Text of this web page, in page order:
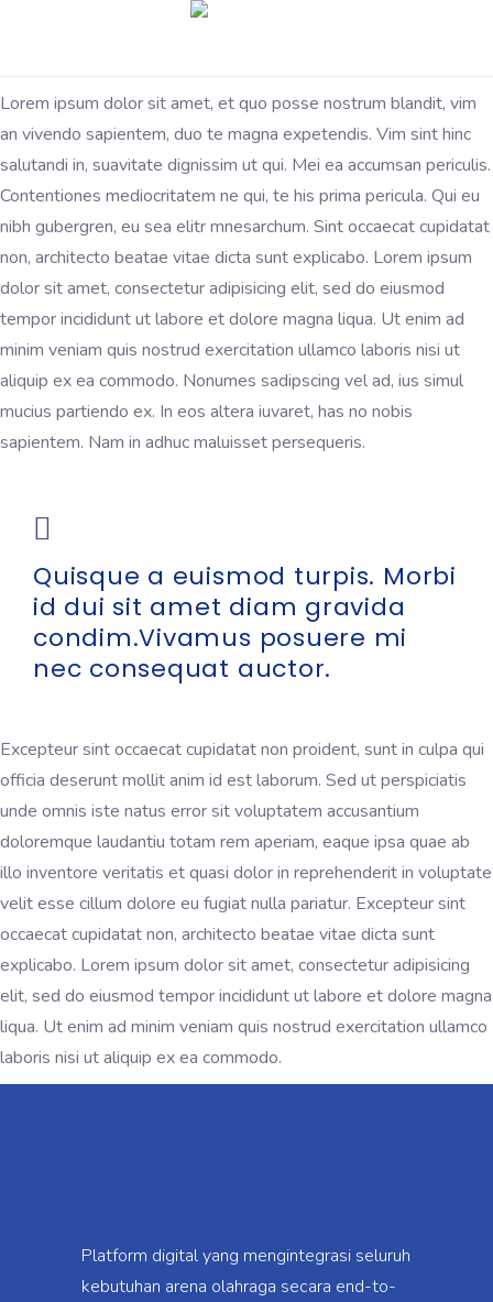
Lorem ipsum dolor sit amet, et quo posse nostrum blandit, vim
an vivendo sapientem, duo te magna expetendis. Vim sint hinc
salutandi in, suavitate dignissim ut qui. Mei ea accumsan periculis.
Contentiones mediocritatem ne qui, te his prima pericula. Qui eu
nibh gubergren, eu sea elitr mnesarchum. Sint occaecat cupidatat
non, architecto beatae vitae dicta sunt explicabo. Lorem ipsum
dolor sit amet, consectetur adipisicing elit, sed do eiusmod
tempor incididunt ut labore et dolore magna liqua. Ut enim ad
minim veniam quis nostrud exercitation ullamco laboris nisi ut
aliquip ex ea commodo. Nonumes sadipscing vel ad, ius simul
mucius partiendo ex. In eos altera iuvaret, has no nobis
sapientem. Nam in adhuc maluisset persequeris.
Quisque a euismod turpis. Morbi
id dui sit amet diam gravida
condim.Vivamus posuere mi
nec consequat auctor.
Excepteur sint occaecat cupidatat non proident, sunt in culpa qui
officia deserunt mollit anim id est laborum. Sed ut perspiciatis
unde omnis iste natus error sit voluptatem accusantium
doloremque laudantiu totam rem aperiam, eaque ipsa quae ab
illo inventore veritatis et quasi dolor in reprehenderit in voluptate
velit esse cillum dolore eu fugiat nulla pariatur. Excepteur sint
occaecat cupidatat non, architecto beatae vitae dicta sunt
explicabo. Lorem ipsum dolor sit amet, consectetur adipisicing
elit, sed do eiusmod tempor incididunt ut labore et dolore magna
liqua. Ut enim ad minim veniam quis nostrud exercitation ullamco
laboris nisi ut aliquip ex ea commodo.
Platform digital yang mengintegrasi seluruh
kebutuhan arena olahraga secara end-to-